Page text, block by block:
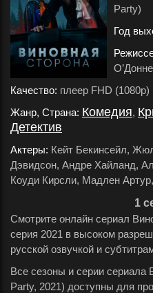
Party)
Год
Качество: плеер FHD (1080p)
Жанр, Страна: Комедия,
Детектив
Актеры: Кейт Бекинсейл,
Дэвидсон, Андре Хайланд,
Коуди Кирсли, Мадлен
1
Смотрите онлайн сериал
серия 2021 в высоком
русской озвучкой и
Все сезоны и серии
Party, 2021) доступны для